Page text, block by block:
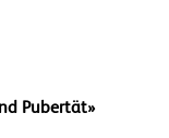
Pubertät»